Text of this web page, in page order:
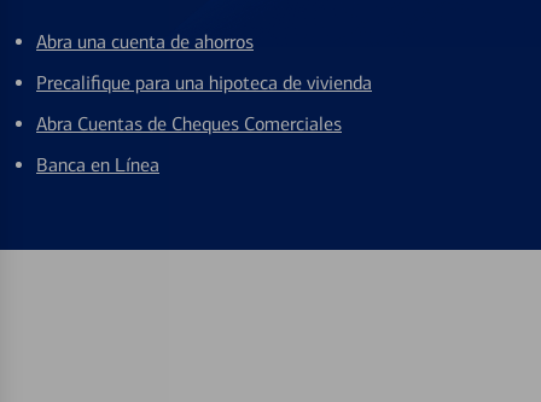
Abra una cuenta de ahorros
Precalifique para una hipoteca de vivienda
Abra Cuentas de Cheques Comerciales
Banca en Línea